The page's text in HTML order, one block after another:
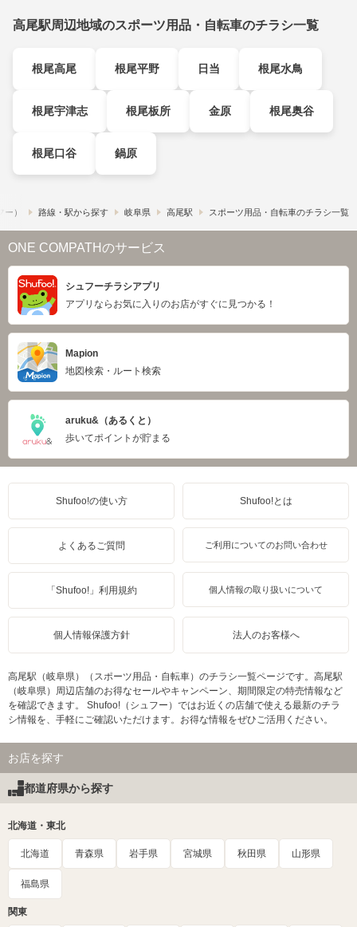
高尾駅周辺地域のスポーツ用品・自転車のチラシ一覧
根尾高尾 根尾平野 日当 根尾水鳥
根尾宇津志 根尾板所 金原 根尾奥谷
根尾口谷 鍋原
） 路線・駅から探す 岐阜県 高尾駅 スポーツ用品・自転車のチラシ一覧
ONE COMPATHのサービス
シュフーチラシアプリ
アプリならお気に入りのお店がすぐに見つかる！
Mapion
地図検索・ルート検索
aruku&（あるくと）
歩いてポイントが貯まる
Shufoo!の使い方 Shufoo!とは
よくあるご質問 ご利用についてのお問い合わせ
「Shufoo!」利用規約 個人情報の取り扱いについて
個人情報保護方針 法人のお客様へ
高尾駅（岐阜県）（スポーツ用品・自転車）のチラシ一覧ページです。高尾駅
（岐阜県）周辺店舗のお得なセールやキャンペーン、期間限定の特売情報など
を確認できます。 Shufoo!（シュフー）ではお近くの店舗で使える最新のチラ
シ情報を、手軽にご確認いただけます。お得な情報をぜひご活用ください。
お店を探す
都道府県から探す
北海道・東北
北海道 青森県 岩手県 宮城県 秋田県 山形県
福島県
関東